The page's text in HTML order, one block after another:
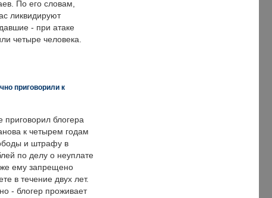
По его словам,
ликвидируют
- при атаке
четыре человека.
приговорили к
приговорил блогера
к четырем годам
и штрафу в
по делу о неуплате
ему запрещено
в течение двух лет.
- блогер проживает